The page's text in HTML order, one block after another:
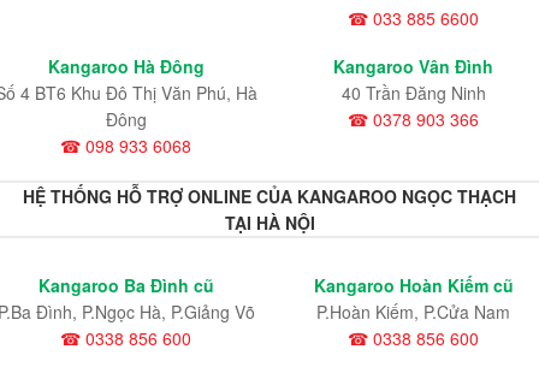
☎ 033 885 6600
Kangaroo Hà Đông
4 BT6 Khu Đô Thị Văn Phú, Hà
Đông
☎ 098 933 6068
Kangaroo Vân Đình
40 Trần Đăng Ninh
☎ 0378 903 366
HỆ THỐNG HỖ TRỢ ONLINE CỦA KANGAROO NGỌC THẠCH
TẠI HÀ NỘI
Kangaroo Ba Đình cũ
Đình, P.Ngọc Hà, P.Giảng Võ
☎ 0338 856 600
Kangaroo Hoàn Kiếm cũ
P.Hoàn Kiếm, P.Cửa Nam
☎ 0338 856 600